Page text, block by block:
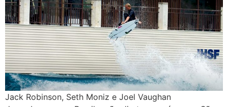
Jack Robinson, Seth Moniz e Joel Vaughan